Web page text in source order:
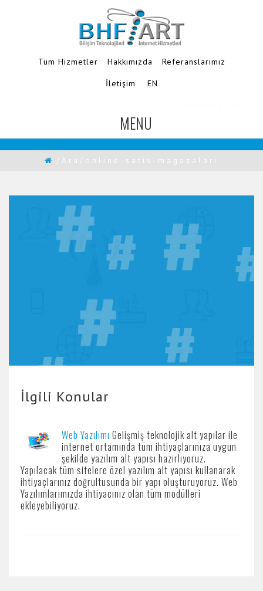
Tüm Hizmetler Hakkımızda Referanslarımız
İletişim
EN
MENU
TOGGLE
NAVIGATION
/Ara/online-satis-magazalari
İlgili Konular
Web Yazılımı Gelişmiş teknolojik alt yapılar ile
internet ortamında tüm ihtiyaçlarınıza uygun
şekilde yazılım alt yapısı hazırlıyoruz.
Yapılacak tüm sitelere özel yazılım alt yapısı kullanarak
ihtiyaçlarınız doğrultusunda bir yapı oluşturuyoruz. Web
Yazılımlarımızda ihtiyacınız olan tüm modülleri
ekleyebiliyoruz.